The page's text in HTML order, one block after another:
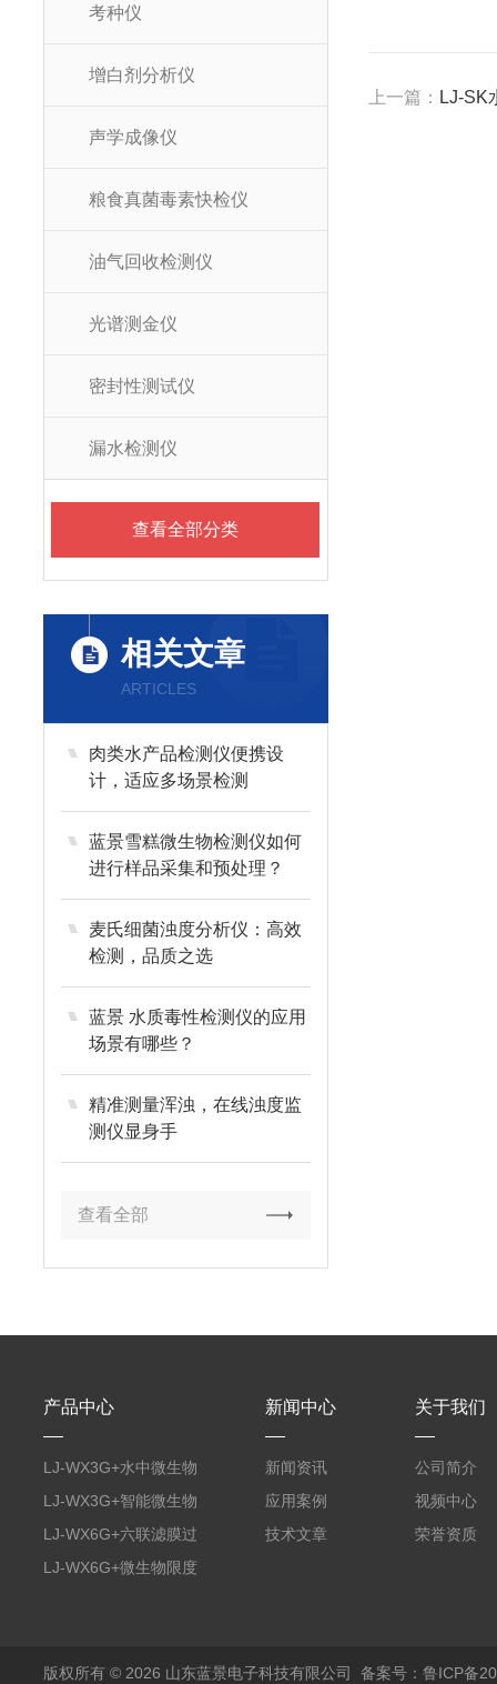
考种仪
增白剂分析仪
声学成像仪
粮食真菌毒素快检仪
油气回收检测仪
光谱测金仪
密封性测试仪
漏水检测仪
查看全部分类
相关文章
ARTICLES
肉类水产品检测仪便携设
计，适应多场景检测
蓝景雪糕微生物检测仪如何
进行样品采集和预处理？
麦氏细菌浊度分析仪：高效
检测，品质之选
蓝景 水质毒性检测仪的应用
场景有哪些？
精准测量浑浊，在线浊度监
测仪显身手
查看全部
上一篇： LJ-SK
产品中心
LJ-WX3G+水中微生物
膜过滤装置
LJ-WX3G+智能微生物
限度仪
LJ-WX6G+六联滤膜过
滤器
LJ-WX6G+微生物限度
新闻中心
新闻资讯
应用案例
技术文章
关于我们
公司简介
视频中心
荣誉资质
版权所有 © 2026 山东蓝景电子科技有限公司 备案号：鲁ICP备